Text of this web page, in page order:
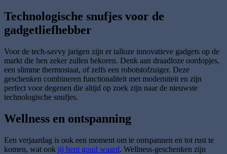
Technologische snufjes voor de
gadgetliefhebber
Voor de tech-savvy jarigen zijn er talloze innovatieve gadgets op de
markt die hen zeker zullen bekoren. Denk aan draadloze oordopjes,
een slimme thermostaat, of zelfs een robotstofzuiger. Deze
geschenken combineren functionaliteit met moderniteit en zijn
perfect voor degenen die altijd op zoek zijn naar de nieuwste
technologische snufjes.
Wellness en ontspanning
Een verjaardag is ook een moment om te ontspannen en tot rust te
komen, wat ook jij bent goud waard. Wellness-geschenken zijn